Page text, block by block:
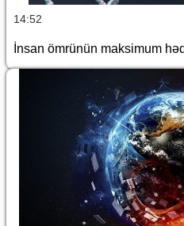
14:52
İnsan ömrünün maksimum